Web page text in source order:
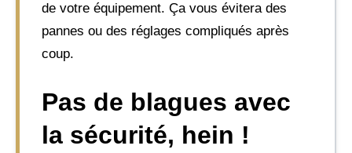
de votre équipement. Ça vous évitera des
pannes ou des réglages compliqués après
coup.
Pas de blagues avec
la sécurité, hein !